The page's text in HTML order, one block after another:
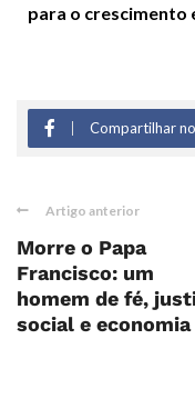
para o crescimento
Compartilhar
Artigo anterior
Morre o Papa
Francisco: um
homem de fé,
social e economia